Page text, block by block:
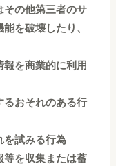
その他第三者のサ
を破壊したり、
を商業的に利用
るおそれのある行
を試みる行為
等を収集または蓄